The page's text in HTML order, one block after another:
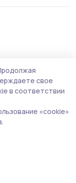
свое
в соответствии
«cookie»